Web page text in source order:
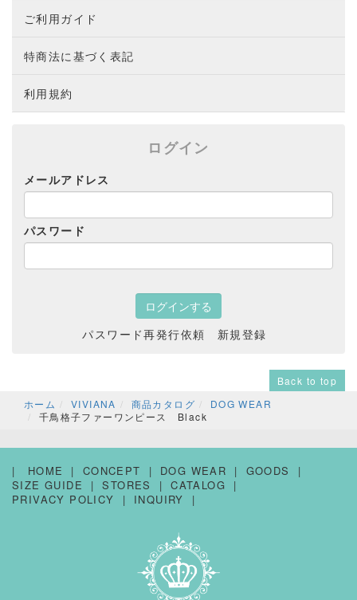
ご利用ガイド
特商法に基づく表記
利用規約
ログイン
メールアドレス
パスワード
パスワード再発行依頼 新規登録
Back to top
ホーム
VIVIANA 商品カタログ
DOG WEAR
千鳥格子ファーワンピース Black
HOME CONCEPT DOG WEAR
GOODS
SIZE GUIDE
STORES
CATALOG
PRIVACY POLICY
INQUIRY